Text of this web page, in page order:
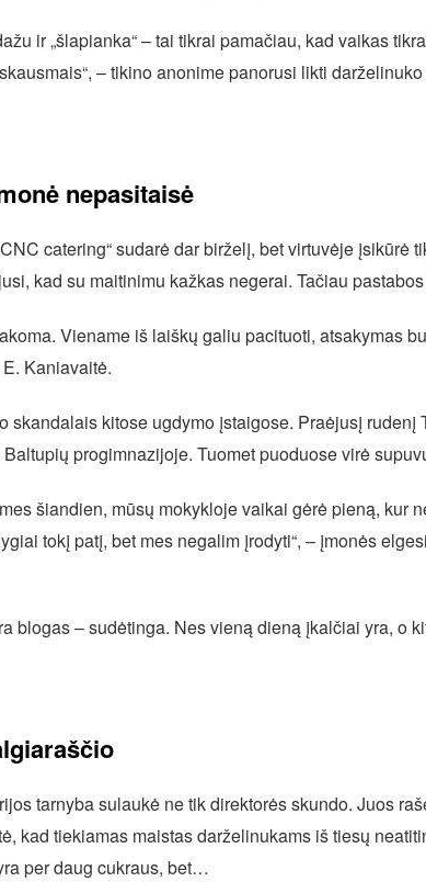
ir „šlapianka“ – tai tikrai pamačiau, kad vaikas
– tikino anonime panorusi likti
nepasitaisė
catering“ sudarė dar birželį, bet virtuvėje įsikūrė
kad su maitinimu kažkas negerai. Tačiau
Viename iš laiškų galiu pacituoti, atsakymas
Kaniavaitė.
skandalais kitose ugdymo įstaigose. Praėjusį
progimnazijoje. Tuomet puoduose virė
šiandien, mūsų mokykloje vaikai gėrė pieną, kur
tokį patį, bet mes negalim įrodyti“, – įmonės
blogas – sudėtinga. Nes vieną dieną įkalčiai yra, o
tarnyba sulaukė ne tik direktorės skundo. Juos
kad tiekiamas maistas darželinukams iš tiesų
per daug cukraus, bet…